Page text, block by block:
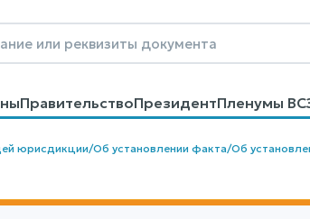
ПравительствоПрезидентПленумы ВС
договоровКонтактыПомощьПоиск
юрисдикции/Об установлении факта/Об